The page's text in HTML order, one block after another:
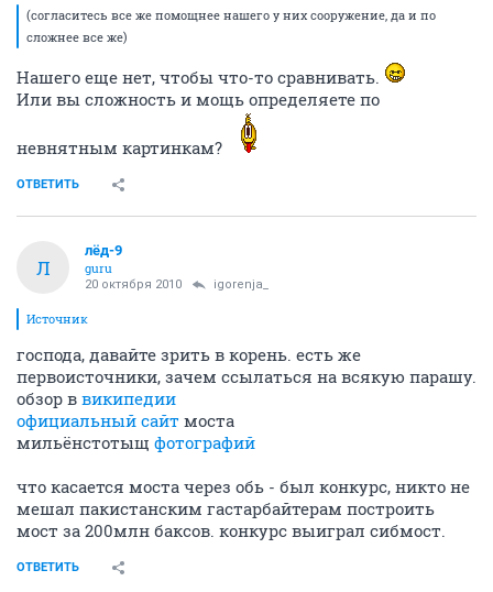
(согласитесь все же помощнее нашего у них сооружение, да и по
сложнее все же)
Нашего еще нет, чтобы что-то сравнивать.
Или вы сложность и мощь определяете по
невнятным картинкам?
ОТВЕТИТЬ
Л
лёд-9
guru
20 октября 2010 igorenja_
Источник
господа, давайте зрить в корень. есть же
первоисточники, зачем ссылаться на всякую парашу.
обзор в википедии
официальный сайт моста
мильёнстотыщ фотографий
что касается моста через обь - был конкурс, никто не
мешал пакистанским гастарбайтерам построить
мост за 200млн баксов. конкурс выиграл сибмост.
ОТВЕТИТЬ